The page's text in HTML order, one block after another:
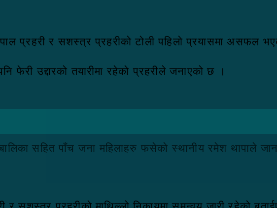
प्रहरी र सशस्त्र प्रहरीको टोली पहिलो प्रयासमा असफल
फेरी उद्दारको तयारीमा रहेको प्रहरीले जनाएको छ ।
सहित पाँच जना महिलाहरु फसेको स्थानीय रमेश थापाले